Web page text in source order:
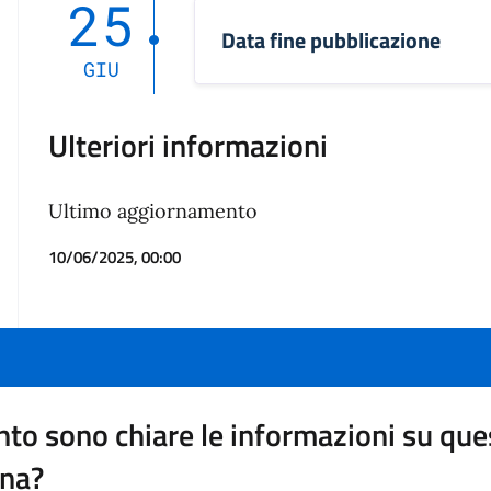
25
GIU
Data fine pubblicazione
Ulteriori informazioni
Ultimo aggiornamento
10/06/2025, 00:00
sono chiare le informazioni su